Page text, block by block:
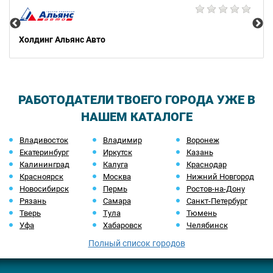
Холдинг Альянс Авто
РАБОТОДАТЕЛИ ТВОЕГО ГОРОДА УЖЕ В
НАШЕМ КАТАЛОГЕ
Владивосток Владимир
Воронеж
Екатеринбург
Иркутск
Казань
Калининград
Калуга
Краснодар
Красноярск
Москва
Нижний Новгород
Новосибирск
Пермь
Ростов-на-Дону
Рязань
Самара
Санкт-Петербург
Тверь
Тула
Тюмень
Уфа
Хабаровск Челябинск
Полный список городов